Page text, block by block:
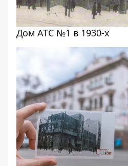
Дом АТС №1 в 1930-х